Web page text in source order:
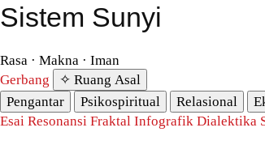
Sistem Sunyi
Rasa · Makna · Iman
Gerbang
✧ Ruang Asal
Pengantar
Psikospiritual Relasional
Esai Resonansi Fraktal Infografik Dialektika